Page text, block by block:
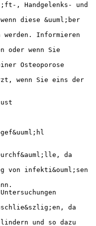
, Handgelenks- und
diese &uuml;ber
werden. Informieren
oder wenn Sie
Osteoporose
wenn Sie eins der
da
von infekti&ouml;sen
da
lindern und so dazu